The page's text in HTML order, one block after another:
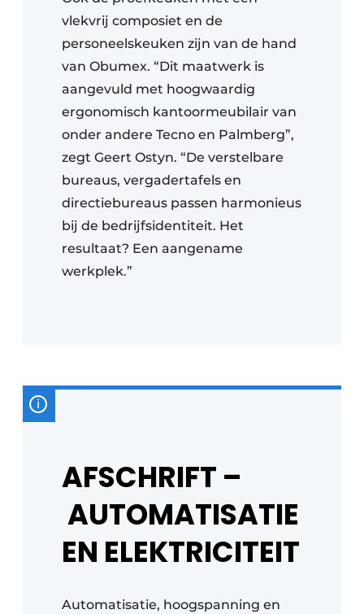
vlekvrij composiet en de
personeelskeuken zijn van de hand
van Obumex. “Dit maatwerk is
aangevuld met hoogwaardig
ergonomisch kantoormeubilair van
onder andere Tecno en Palmberg”,
zegt Geert Ostyn. “De verstelbare
bureaus, vergadertafels en
directiebureaus passen harmonieus
bij de bedrijfsidentiteit. Het
resultaat? Een aangename
werkplek.”
AFSCHRIFT –
AUTOMATISATIE
EN ELEKTRICITEIT
Automatisatie, hoogspanning en